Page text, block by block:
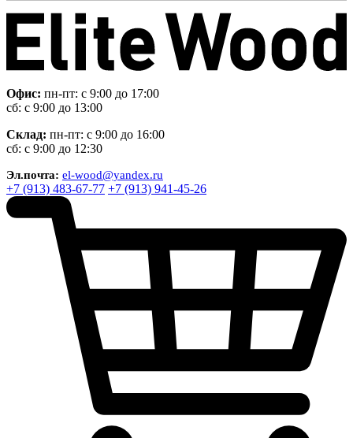
Офис: пн-пт: с 9:00 до 17:00
сб: с 9:00 до 13:00
Склад: пн-пт: с 9:00 до 16:00
сб: с 9:00 до 12:30
Эл.почта: el-wood@yandex.ru
+7 (913) 483-67-77 +7 (913) 941-45-26